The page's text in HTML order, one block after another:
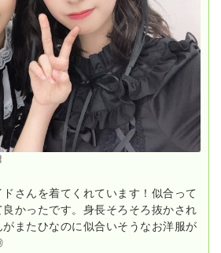
さんを着てくれています！似合って
かったです。身長そろそろ抜かされ
またひなのに似合いそうなお洋服が